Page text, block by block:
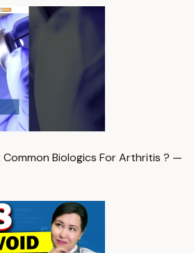
Common Biologics For Arthritis ? —